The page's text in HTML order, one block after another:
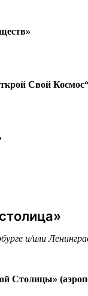
Свой
и/или
Столицы»